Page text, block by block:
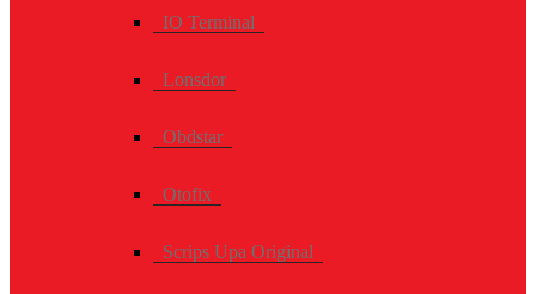
IO Terminal
Lonsdor
Obdstar
Otofix
Scrips Upa Original